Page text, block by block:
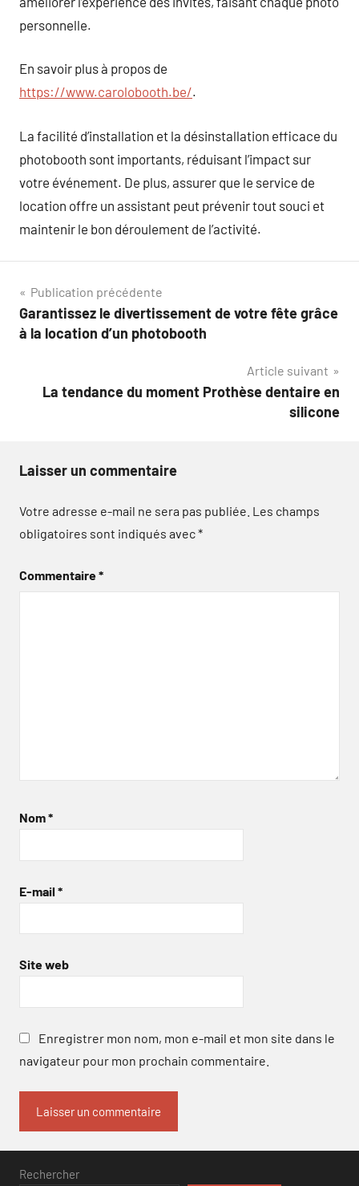
personnelle.
En savoir plus à propos de
https://www.carolobooth.be/.
La facilité d’installation et la désinstallation efficace du
photobooth sont importants, réduisant l’impact sur
votre événement. De plus, assurer que le service de
location offre un assistant peut prévenir tout souci et
maintenir le bon déroulement de l’activité.
Navigation
de
Publication précédente
Garantissez le divertissement de votre fête grâce
à la location d’un photobooth
Article suivant
La tendance du moment Prothèse dentaire en
silicone
Laisser un commentaire
Votre adresse e-mail ne sera pas publiée. Les champs
obligatoires sont indiqués avec*
Commentaire*
Nom*
E-mail *
Site web
Enregistrer mon nom, mon e-mail et mon site dans le
navigateur pour mon prochain commentaire.
Rechercher